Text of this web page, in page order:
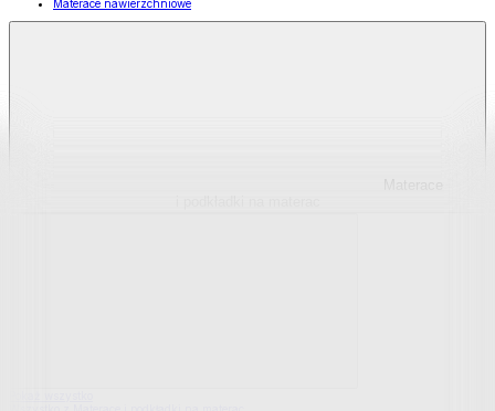
Materace nawierzchniowe